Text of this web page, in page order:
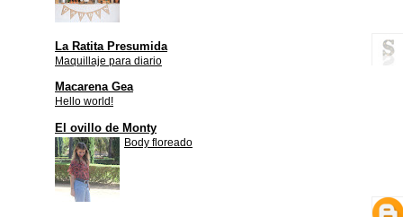
La Ratita Presumida
Maquillaje para diario
Macarena Gea
Hello world!
El ovillo de Monty
Body floreado